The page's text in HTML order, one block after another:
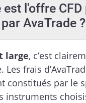
est l'offre
par AvaTrade ?
large, c’est
Les frais
constitués par le
instruments